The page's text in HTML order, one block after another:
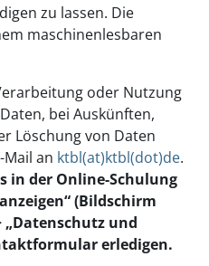
zu lassen. Die
maschinenlesbaren
oder Nutzung
bei Auskünften,
Löschung von Daten
an ktbl(at)ktbl(dot)de.
in der Online-Schulung
(Bildschirm
„Datenschutz und
erledigen.